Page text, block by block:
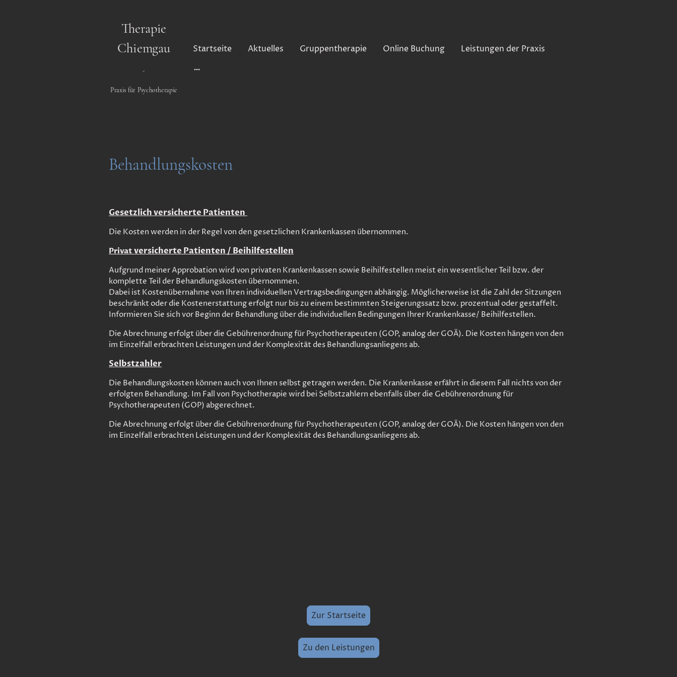
Therapie
Chiemgau
-
Praxis für Psychotherapie
Startseite Aktuelles Gruppentherapie Online Buchung Leistungen der Praxis
Behandlungskosten
Gesetzlich versicherte Patienten
Die Kosten werden in der Regel von den gesetzlichen Krankenkassen übernommen.
Privat versicherte Patienten / Beihilfestellen
Aufgrund meiner Approbation wird von privaten Krankenkassen sowie Beihilfestellen meist ein wesentlicher Teil bzw. der
komplette Teil der Behandlungskosten übernommen.
Dabei ist Kostenübernahme von Ihren individuellen Vertragsbedingungen abhängig. Möglicherweise ist die Zahl der Sitzungen
beschränkt oder die Kostenerstattung erfolgt nur bis zu einem bestimmten Steigerungssatz bzw. prozentual oder gestaffelt.
Informieren Sie sich vor Beginn der Behandlung über die individuellen Bedingungen Ihrer Krankenkasse/ Beihilfestellen.
Die Abrechnung erfolgt über die Gebührenordnung für Psychotherapeuten (GOP, analog der GOÄ). Die Kosten hängen von den
im Einzelfall erbrachten Leistungen und der Komplexität des Behandlungsanliegens ab.
Selbstzahler
Die Behandlungskosten können auch von Ihnen selbst getragen werden. Die Krankenkasse erfährt in diesem Fall nichts von der
erfolgten Behandlung. Im Fall von Psychotherapie wird bei Selbstzahlern ebenfalls über die Gebührenordnung für
Psychotherapeuten (GOP) abgerechnet.
Die Abrechnung erfolgt über die Gebührenordnung für Psychotherapeuten (GOP, analog der GOÄ). Die Kosten hängen von den
im Einzelfall erbrachten Leistungen und der Komplexität des Behandlungsanliegens ab.
Zur Startseite
Zu den Leistungen